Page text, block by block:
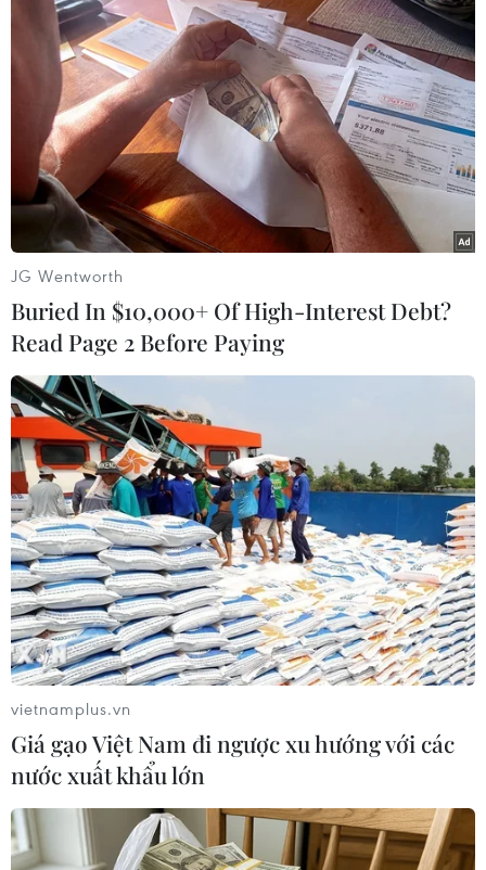
Tuyển ứng viên du học tại Ucraina năm
2019 theo học bổng Chính phủ
22/02/2019 04:28
Bộ Giáo dục và Đào tạo vừa thông báo tuyển sinh đi
học tại Ukraine theo học bổng Chính phủ Cộng hòa
Ukraine cấp cho Việt Nam năm 2019. Tổng số có 30 học
bổng.
Vingroup cấp 1.100 học bổng du học thạc
sỹ, tiến sỹ khoa học công nghệ
05/03/2019 06:17
“Học bổng Khoa học Công nghệ đào tạo thạc sỹ, tiến sỹ
du học tại nước ngoài” cho các tài năng Việt Nam, với
JG Wentworth
Buried In $10,000+ Of High-Interest Debt?
Read Page 2 Before Paying
vietnamplus.vn
Giá gạo Việt Nam đi ngược xu hướng với các
nước xuất khẩu lớn